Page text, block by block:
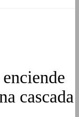
cascada